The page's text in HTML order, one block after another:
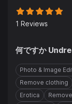
1 Reviews
何ですか
Photo & Image
Remove clothing
Erotica